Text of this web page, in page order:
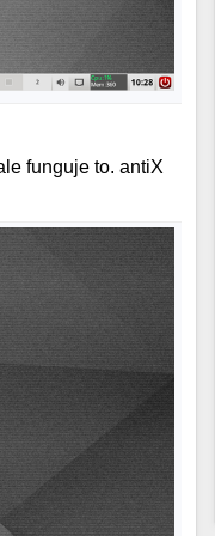
funguje to. antiX